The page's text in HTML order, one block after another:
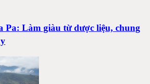
Pa: Làm giàu từ dược liệu, chung